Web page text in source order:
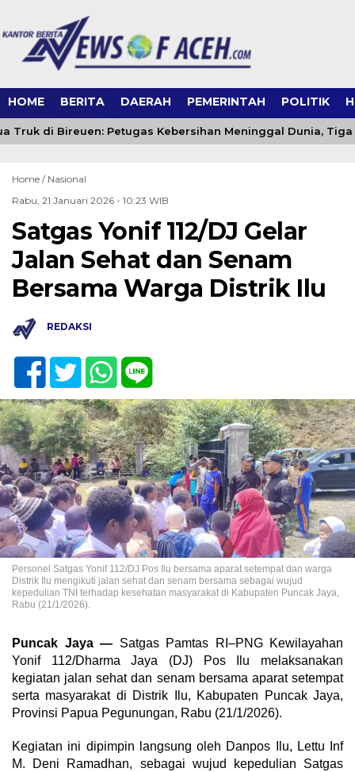
HOME BERITA DAERAH PEMERINTAH POLITIK
Truk di Bireuen: Petugas Kebersihan Meninggal Dunia, Tiga
Home / Nasional
Rabu, 21 Januari 2026 - 10:23 WIB
Satgas Yonif 112/DJ Gelar
Jalan Sehat dan Senam
Bersama Warga Distrik Ilu
REDAKSI
Personel Satgas Yonif 112/DJ Pos Ilu bersama aparat setempat dan warga
Distrik Ilu mengikuti jalan sehat dan senam bersama sebagai wujud
kepedulian TNI terhadap kesehatan masyarakat di Kabupaten Puncak Jaya,
Rabu (21/1/2026).
Puncak Jaya — Satgas Pamtas RI–PNG Kewilayahan
Yonif 112/Dharma Jaya (DJ) Pos Ilu melaksanakan
kegiatan jalan sehat dan senam bersama aparat setempat
serta masyarakat di Distrik Ilu, Kabupaten Puncak Jaya,
Provinsi Papua Pegunungan, Rabu (21/1/2026).
Kegiatan ini dipimpin langsung oleh Danpos Ilu, Lettu Inf
M. Deni Ramadhan, sebagai wujud kepedulian Satgas